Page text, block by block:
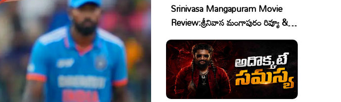
Srinivasa Mangapuram Movie
Review:శ్రీనివాస మంగాపురం రివ్యూ &
రేటింగ్